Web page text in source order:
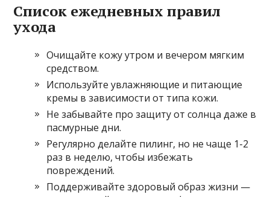
Список ежедневных правил
ухода
Очищайте кожу утром и вечером мягким
средством.
Используйте увлажняющие и питающие
кремы в зависимости от типа кожи.
Не забывайте про защиту от солнца даже в
пасмурные дни.
Регулярно делайте пилинг, но не чаще 1-2
раз в неделю, чтобы избежать
повреждений.
Поддерживайте здоровый образ жизни —